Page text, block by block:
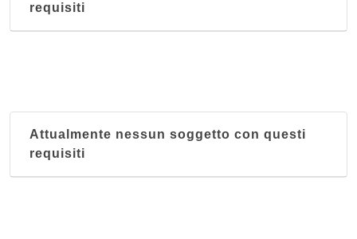
requisiti
Attualmente nessun soggetto con questi
requisiti